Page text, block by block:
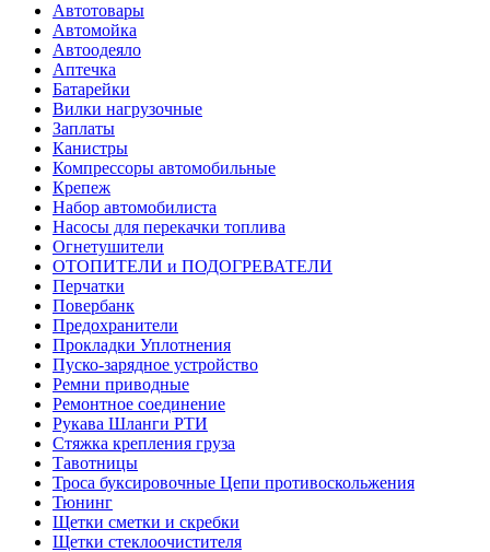
Автотовары
Автомойка
Автоодеяло
Аптечка
Батарейки
Вилки нагрузочные
Заплаты
Канистры
Компрессоры автомобильные
Крепеж
Набор автомобилиста
Насосы для перекачки топлива
Огнетушители
ОТОПИТЕЛИ и ПОДОГРЕВАТЕЛИ
Перчатки
Повербанк
Предохранители
Прокладки Уплотнения
Пуско-зарядное устройство
Ремни приводные
Ремонтное соединение
Рукава Шланги РТИ
Стяжка крепления груза
Тавотницы
Троса буксировочные Цепи противоскольжения
Тюнинг
Щетки сметки и скребки
Щетки стеклоочистителя